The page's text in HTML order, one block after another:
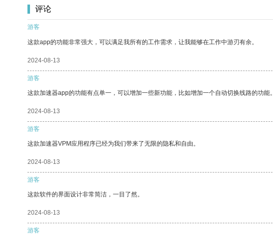
评论
游客
这款app的功能非常强大，可以满足我所有的工作需求，让我能够在工作中游刃有余。
2024-08-13
游客
这款加速器app的功能有点单一，可以增加一些新功能，比如增加一个自动切换线路的功能。
2024-08-13
游客
这款加速器VPM应用程序已经为我们带来了无限的隐私和自由。
2024-08-13
游客
这款软件的界面设计非常简洁，一目了然。
2024-08-13
游客